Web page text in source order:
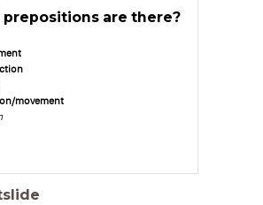
are there?
movement